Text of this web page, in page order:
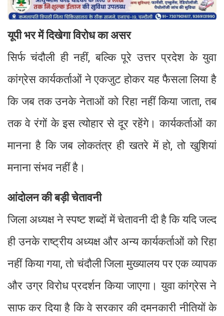
यूपी भर में दिखेगा विरोध का असर
सिर्फ चंदौली ही नहीं, बल्कि पूरे उत्तर प्रदेश के युवा
कांग्रेस कार्यकर्ताओं ने एकजुट होकर यह फैसला लिया है
कि जब तक उनके नेताओं को रिहा नहीं किया जाता, तब
तक वे रंगों के इस त्योहार से दूर रहेंगे। कार्यकर्ताओं का
मानना है कि जब लोकतंत्र ही खतरे में हो, तो खुशियां
मनाना संभव नहीं है।
आंदोलन की बड़ी चेतावनी
जिला अध्यक्ष ने स्पष्ट शब्दों में चेतावनी दी है कि यदि जल्द
ही उनके राष्ट्रीय अध्यक्ष और अन्य कार्यकर्ताओं को रिहा
नहीं किया गया, तो चंदौली जिला मुख्यालय पर एक व्यापक
और उग्र विरोध प्रदर्शन किया जाएगा। युवा कांग्रेस ने
साफ कर दिया है कि वे सरकार की दमनकारी नीतियों के